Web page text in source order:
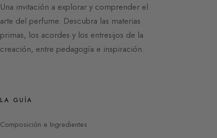
Una invitación a explorar y comprender el
arte del perfume. Descubra las materias
primas, los acordes y los entresijos de la
creación, entre pedagogía e inspiración.
LA GUÍA
Composición e Ingredientes